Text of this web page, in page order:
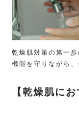
乾燥肌対策の第一
機能を守りながら
【乾燥肌に